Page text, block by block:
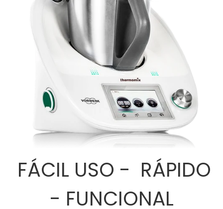
FÁCIL USO - RÁPIDO
- FUNCIONAL